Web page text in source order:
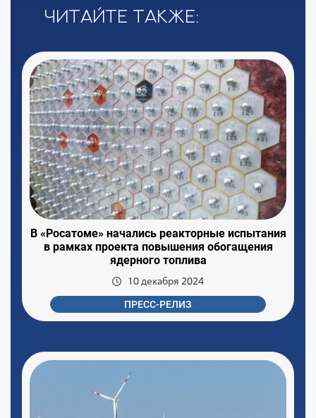
Читайте также:
В «Росатоме» начались реакторные испытания
в рамках проекта повышения обогащения
ядерного топлива
10 декабря 2024
ПРЕСС-РЕЛИЗ